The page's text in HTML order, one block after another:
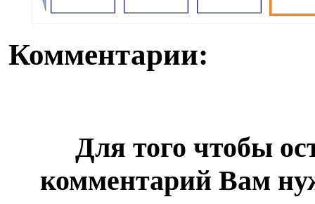
Комментарии:
Для того чтобы
комментарий Вам